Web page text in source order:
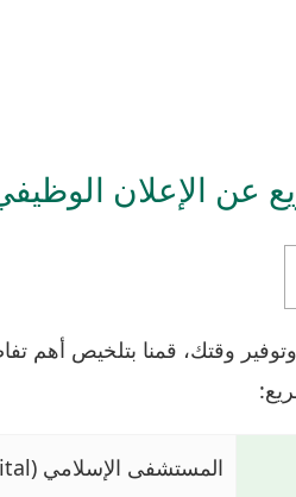
عن الإعلان
وقتك، قمنا بتلخيص أهم
المستشفى الإسلامي (The Islamic Hospital)